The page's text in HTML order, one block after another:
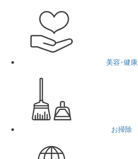
美容･健康
お掃除